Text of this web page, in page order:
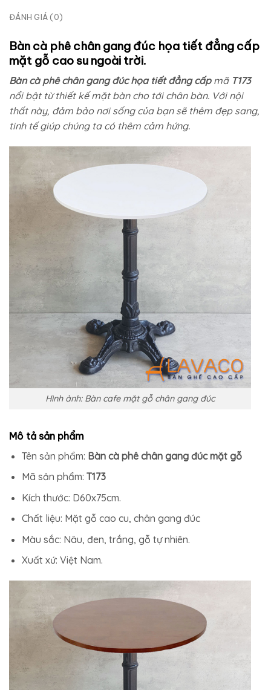
ĐÁNH GIÁ (0)
Bàn cà phê chân gang đúc họa tiết đẳng cấp
mặt gỗ cao su ngoài trời.
Bàn cà phê chân gang đúc họa tiết đẳng cấp mã T173
nổi bật từ thiết kế mặt bàn cho tới chân bàn. Với nội
thất này, đảm bảo nơi sống của bạn sẽ thêm đẹp sang,
tinh tế giúp chúng ta có thêm cảm hứng.
Hình ảnh: Bàn cafe mặt gỗ chân gang đúc
Mô tả sản phẩm
Tên sản phẩm: Bàn cà phê chân gang đúc mặt gỗ
Mã sản phẩm: T173
Kích thước: D60x75cm.
Chất liệu: Mặt gỗ cao cu, chân gang đúc
Màu sắc: Nâu, đen, trắng, gỗ tự nhiên.
Xuất xứ: Việt Nam.